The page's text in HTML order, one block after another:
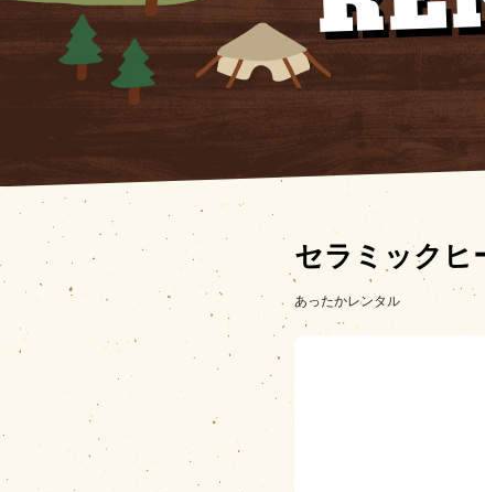
バンガロー・
コテージ
場内施設
場内マップ
料金
ク
１
営業時間
セラミックヒ
あったかレンタル